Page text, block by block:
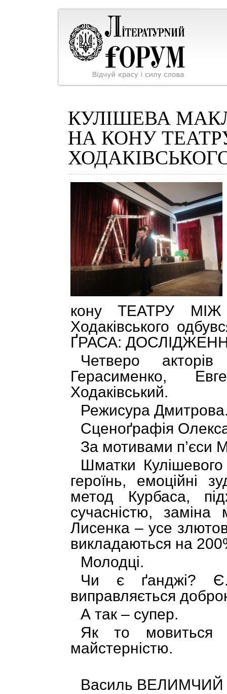
КУЛІШЕВА
НА КОНУ
кону ТЕАТРУ
Ходаківського
ҐРАСА:
Четверо
Герасименко,
Ходаківський.
Режисура
Сценоґрафія
За мотивами п’єси
Шматки Кулішевого
героїнь, емоційні
метод Курбаса,
сучасністю,
Лисенка – усе
викладаються на
Молодці.
Чи є ґанджі?
виправляється
А так – супер.
Як то мовиться
майстерністю.
Василь ВЕЛИМЧИЙ